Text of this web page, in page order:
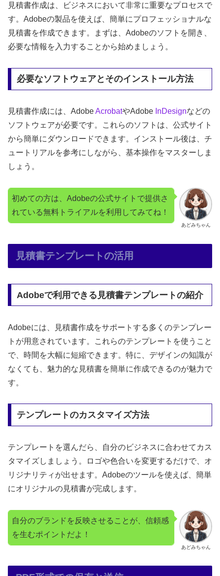
見積書作成は、ビジネスにおいて非常に重要なプロセスで
す。Adobeの製品を使えば、簡単にプロフェッショナルな
見積書を作成できます。まずは、Adobeのソフトを開き、
必要な情報を入力することから始めましょう。
必要なソフトウェアとそのインストール方法
見積書作成には、AdobeAcrobatやAdobe InDesignなどの
ソフトウェアが必要です。これらのソフトは、公式サイト
から簡単にダウンロードできます。インストール後は、チ
ュートリアルを参考にしながら、基本操作をマスターしま
しょう。
あどみちゃん
初めての方は、Adobeの公式サイトで提供さ
れている無料トライアルを利用してみてね！
見積書テンプレートの活用
Adobeで利用できる見積書テンプレートの紹介
Adobeには、見積書作成をサポートする多くのテンプレー
トが用意されています。これらのテンプレートを使うこと
で、時間を大幅に短縮できます。特に、デザインの知識が
なくても、魅力的な見積書を簡単に作成できるのが魅力で
す。
テンプレートのカスタマイズ方法
テンプレートを選んだら、自分のビジネスに合わせてカス
タマイズしましょう。ロゴや色合いを変更するだけで、オ
リジナリティが出せます。Adobeのツールを使えば、簡単
にオリジナルの見積書が完成します。
あどみちゃん
自分のブランドを反映させることが、信頼感
を生むポイントだよ！